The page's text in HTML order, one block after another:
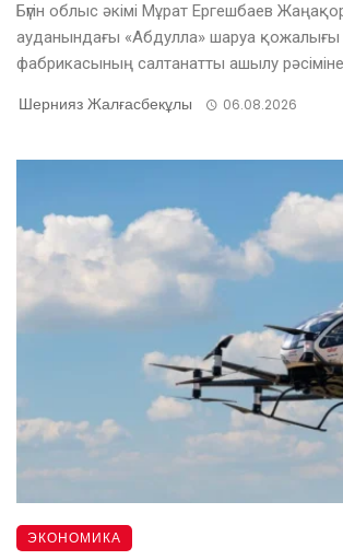
Бүгін облыс әкімі Мұрат Ергешбаев
ауданындағы «Абдулла» шаруа қожалығы
фабрикасының салтанатты ашылу рәсіміне
Шернияз Жалғасбекұлы 06.08.2026
ЭКОНОМИКА